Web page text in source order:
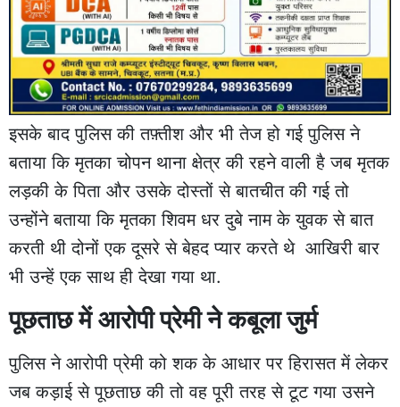
इसके बाद पुलिस की तफ़्तीश और भी तेज हो गई पुलिस ने
बताया कि मृतका चोपन थाना क्षेत्र की रहने वाली है जब मृतक
लड़की के पिता और उसके दोस्तों से बातचीत की गई तो
उन्होंने बताया कि मृतका शिवम धर दुबे नाम के युवक से बात
करती थी दोनों एक दूसरे से बेहद प्यार करते थे आखिरी बार
भी उन्हें एक साथ ही देखा गया था.
पूछताछ में आरोपी प्रेमी ने कबूला जुर्म
पुलिस ने आरोपी प्रेमी को शक के आधार पर हिरासत में लेकर
जब कड़ाई से पूछताछ की तो वह पूरी तरह से टूट गया उसने